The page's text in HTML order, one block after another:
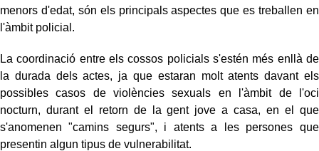
menors d'edat, són els principals aspectes que es treballen en
l'àmbit policial.
La coordinació entre els cossos policials s'estén més enllà de
la durada dels actes, ja que estaran molt atents davant els
possibles casos de violències sexuals en l'àmbit de l'oci
nocturn, durant el retorn de la gent jove a casa, en el que
s'anomenen "camins segurs", i atents a les persones que
presentin algun tipus de vulnerabilitat.